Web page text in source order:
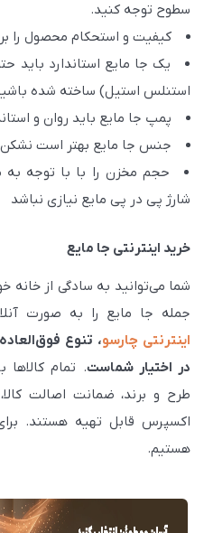
سطوح توجه کنید.
کیفیت و استحکام محصول را
یک جا مایع استاندارد باید
استنلس استیل) ساخته شده
پمپ جا مایع باید روان و
جنس جا مایع بهتر است
حجم مخزن را با با توجه به
شارژ پی در پی مایع نیازی نباشد
خرید اینترنتی جا مایع
شما می‌توانید به سادگی از خانه
جمله جا مایع را به صورت
اینترنتی چارسو، تنوع
در اختیار شماست. تمام
اکسپرس قابل تهیه هستند.
هستیم.